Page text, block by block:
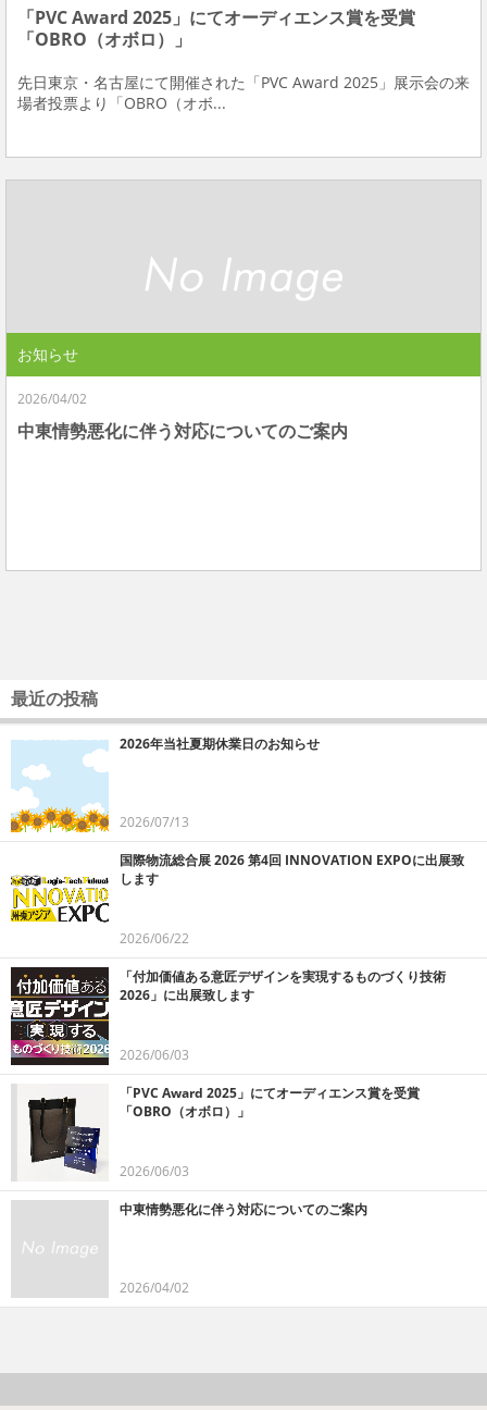
「PVC Award 2025」にてオーディエンス賞を受賞
「OBRO（オボロ）」
先日東京・名古屋にて開催された「PVC Award 2025」展示会の来
場者投票より「OBRO（オボ...
お知らせ
2026/04/02
中東情勢悪化に伴う対応についてのご案内
最近の投稿
2026年当社夏期休業日のお知らせ
2026/07/13
国際物流総合展 2026 第4回 INNOVATION EXPOに出展致
します
2026/06/22
「付加価値ある意匠デザインを実現するものづくり技術
2026」に出展致します
2026/06/03
「PVC Award 2025」にてオーディエンス賞を受賞
「OBRO（オボロ）」
2026/06/03
中東情勢悪化に伴う対応についてのご案内
2026/04/02